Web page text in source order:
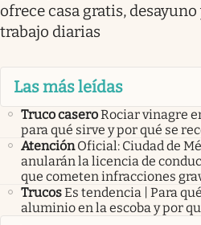
ofrece casa gratis,
trabajo diarias
Las más leídas
Truco caseroRociar vinagre
para qué sirve y por qué se
Atención Oficial: Ciudad de
anularán la licencia de
que cometen infracciones
TrucosEs tendencia | Para
aluminio en la escoba y por